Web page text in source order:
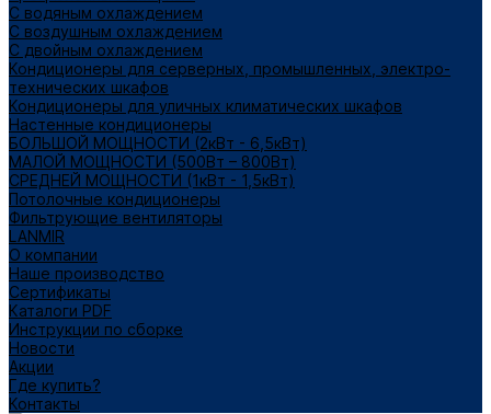
С водяным охлаждением
С воздушным охлаждением
С двойным охлаждением
Кондиционеры для серверных, промышленных, электро-
технических шкафов
Кондиционеры для уличных климатических шкафов
Настенные кондиционеры
БОЛЬШОЙ МОЩНОСТИ (2кВт - 6,5кВт)
МАЛОЙ МОЩНОСТИ (500Вт – 800Вт)
СРЕДНЕЙ МОЩНОСТИ (1кВт - 1,5кВт)
Потолочные кондиционеры
Фильтрующие вентиляторы
LANMIR
О компании
Наше производство
Сертификаты
Каталоги PDF
Инструкции по сборке
Новости
Акции
Где купить?
Контакты